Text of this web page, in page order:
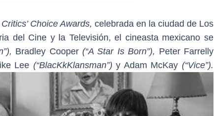
Critics’ Choice Awards, celebrada en la ciudad de Los
del Cine y la Televisión, el cineasta mexicano se
Bradley Cooper(“A Star Is Born”), Peter Farrelly
Lee (“BlacKkKlansman”) y Adam McKay(“Vice”).